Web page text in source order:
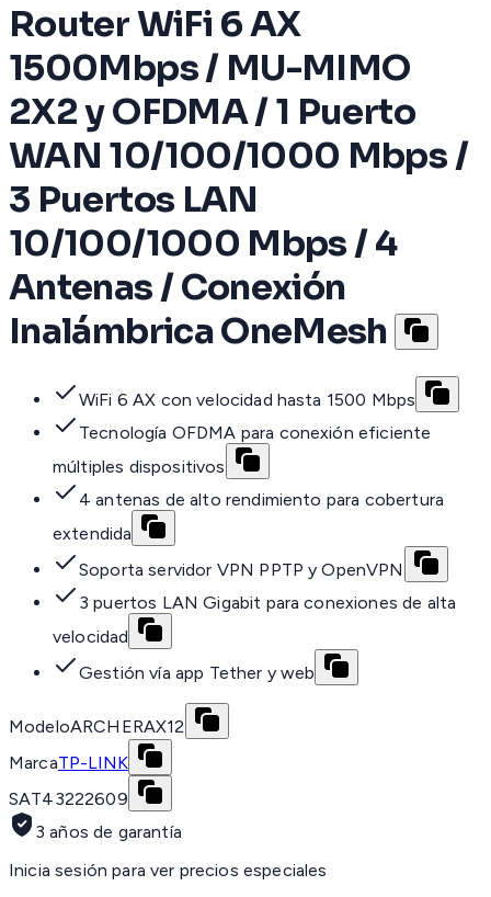
Router WiFi 6 AX
1500Mbps / MU-MIMO
2X2 y OFDMA / 1 Puerto
WAN 10/100/1000 Mbps /
3 Puertos LAN
10/100/1000 Mbps / 4
Antenas / Conexión
Inalámbrica OneMesh
WiFi 6 AX con velocidad hasta 1500 Mbps
Tecnología OFDMA para conexión eficiente
múltiples dispositivos
4 antenas de alto rendimiento para cobertura
extendida
Soporta servidor VPN PPTP y OpenVPN
3 puertos LAN Gigabit para conexiones de alta
velocidad
Gestión vía app Tether y web
ModeloARCHERAX12
MarcaTP-LINK
SAT43222609
3 años de garantía
Inicia sesión para ver precios especiales